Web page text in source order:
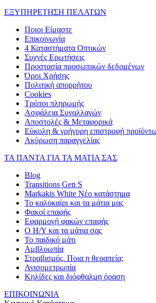
ΕΞΥΠΗΡΕΤΗΣΗ ΠΕΛΑΤΩΝ
Ποιοι Είμαστε
Επικοινωνία
4 Καταστήματα Οπτικών
Συχνές Ερωτήσεις
Προστασία προσωπικών δεδομένων
Όροι Χρήσης
Πολιτική απορρήτου
Cookies
Τρόποι πληρωμής
Ασφάλεια Συναλλαγών
Αποστολές & Μεταφορικά
Εύκολη & γρήγορη επιστροφή
Ακύρωση παραγγελίας
ΤΑ ΠΑΝΤΑ ΓΙΑ ΤΑ ΜΑΤΙΑ ΣΑΣ
Blog
Transitions Gen S
Markakis White Νέο κατάστημα
Το καλοκαίρι και τα μάτια μας
Φακοί επαφής
Εφαρμογή φακών επαφής
Ο Η/Υ και τα μάτια σας
Το παιδικό μάτι
Αμβλυωπία
Στραβισμός. Ποια η θεραπεία;
Ανισομετρωπία
Κηλίδες και διόφθαλμη όραση
ΕΠΙΚΟΙΝΩΝΙΑ